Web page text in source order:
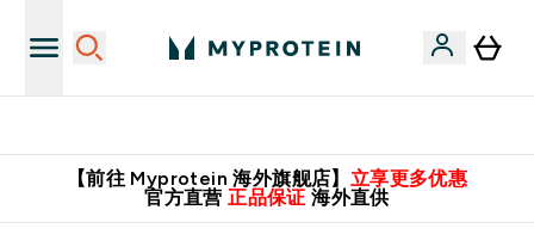
【前往 Myprotein 海外旗舰店】 立享更多优惠
官方直营 正品保证 海外直供